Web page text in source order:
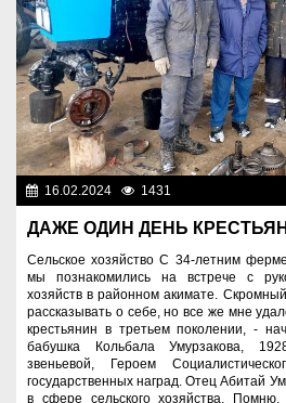
16.02.2024 1431
ДАЖЕ ОДИН ДЕНЬ
Сельское хозяйство С 34-летним
мы познакомились на встрече с
хозяйств в районном акимате.
рассказывать о себе, но все же мне
крестьянин в третьем поколении, -
бабушка Кольбала Умурзакова,
звеньевой, Героем
государственных наград. Отец Абитай
в сфере сельского хозяйства.